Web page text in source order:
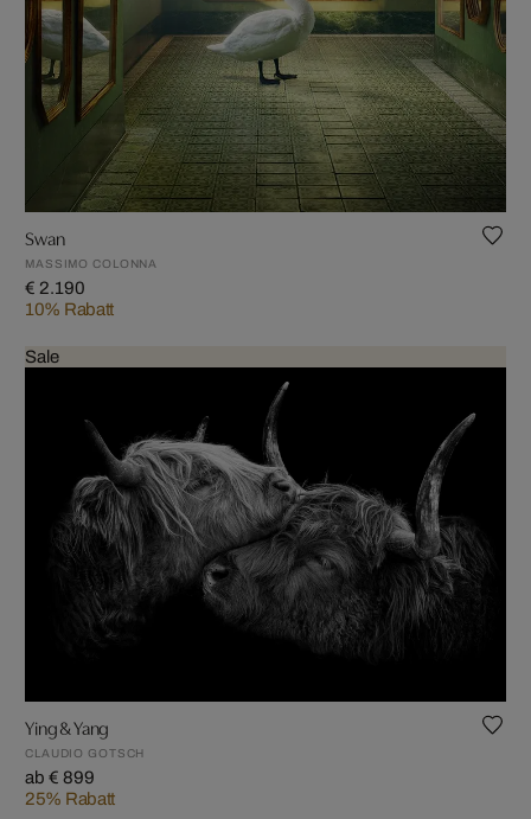
Swan
MASSIMO COLONNA
€ 2.190
10% Rabatt
Sale
Ying & Yang
CLAUDIO GOTSCH
ab € 899
25% Rabatt